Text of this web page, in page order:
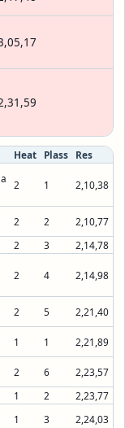
Heat Plass Res
2 1 2,10,38
2 2
2,10,77
2 3 2,14,78
2 4 2,14,98
2 5 2,21,40
1 1 2,21,89
2 6
2,23,57
1 2
2,23,77
1 3 2,24,03